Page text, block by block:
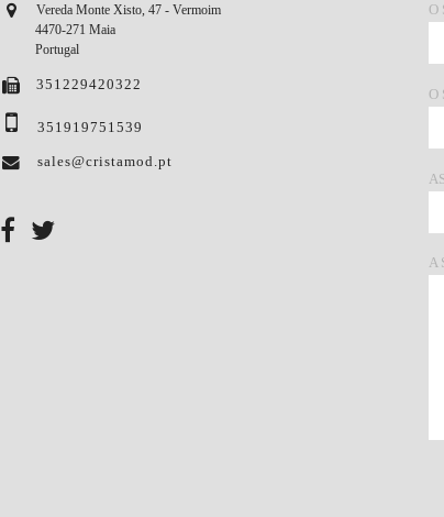
Vereda Monte Xisto, 47 - Vermoim
4470-271 Maia
Portugal
351229420322
351919751539
sales@cristamod.pt
O
O
A